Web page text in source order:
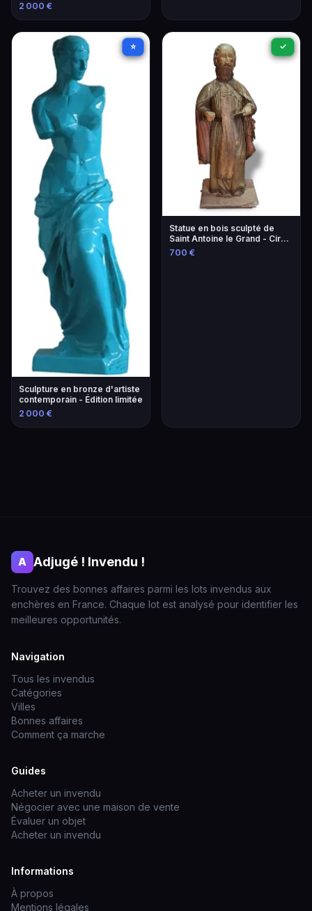
2 000 €
⭐
Sculpture en bronze d'artiste
contemporain - Édition limitée
2 000 €
✓
Statue en bois sculpté de
Saint Antoine le Grand - Circa
1700 - H. 108 cm
700 €
A Adjugé ! Invendu !
Trouvez des bonnes affaires parmi les lots invendus aux
enchères en France. Chaque lot est analysé pour identifier les
meilleures opportunités.
Navigation
Tous les invendus
Catégories
Villes
Bonnes affaires
Comment ça marche
Guides
Acheter un invendu
Négocier avec une maison de vente
Évaluer un objet
Acheter un invendu
Informations
À propos
Mentions légales